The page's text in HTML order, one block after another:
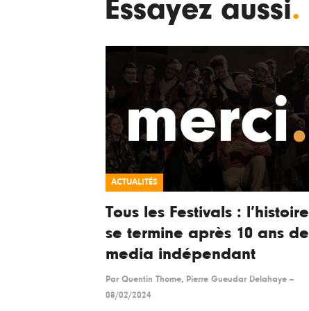
Essayez aussi.
ACTUALITÉS
Tous les Festivals : l’histoire
se termine après 10 ans de
media indépendant
Par Quentin Thome, Pierre Gueudar Delahaye --
08/02/2024